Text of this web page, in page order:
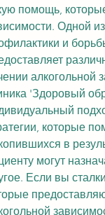
помощь,
Одной
и
алкогольной
'Здоровый
которые
в
могут
Если вы